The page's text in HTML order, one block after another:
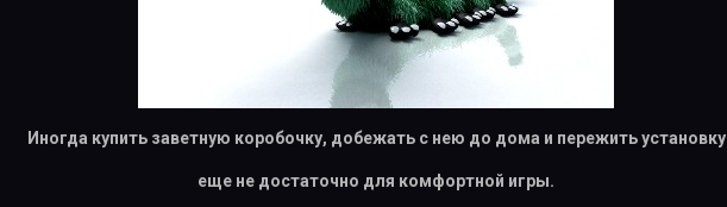
Иногда купить заветную коробочку, добежать с нею до дома и пережить установку
еще не достаточно для комфортной игры.